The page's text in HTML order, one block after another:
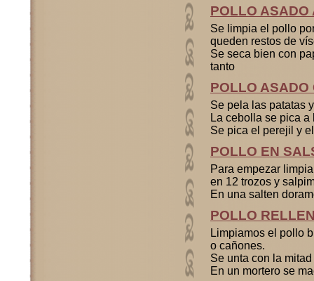
POLLO ASADO
Se limpia el pollo
queden restos de
Se seca bien con
tanto
POLLO ASADO
Se pela las patatas
La cebolla se pica
Se pica el perejil y
POLLO EN
Para empezar
en 12 trozos y
En una salten
POLLO
Limpiamos el pollo
o cañones.
Se unta con la
En un mortero se